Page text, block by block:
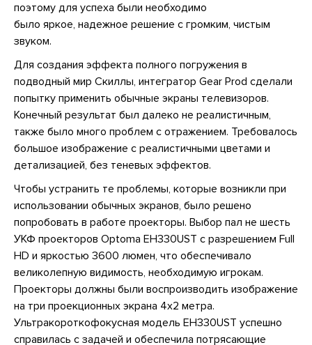
поэтому для успеха были необходимо
было яркое, надежное решение с громким, чистым
звуком.
Для создания эффекта полного погружения в
подводный мир Скиллы, интегратор Gear Prod сделали
попытку применить обычные экраны телевизоров.
Конечный результат был далеко не реалистичным,
также было много проблем с отражением. Требовалось
большое изображение с реалистичными цветами и
детализацией, без теневых эффектов.
Чтобы устранить те проблемы, которые возникли при
использовании обычных экранов, было решено
попробовать в работе проекторы. Выбор пал не шесть
УКФ проекторов Optoma EH330UST с разрешением Full
HD и яркостью 3600 люмен, что обеспечивало
великолепную видимость, необходимую игрокам.
Проекторы должны были воспроизводить изображение
на три проекционных экрана 4х2 метра.
Ультракороткофокусная модель EH330UST успешно
справилась с задачей и обеспечила потрясающие